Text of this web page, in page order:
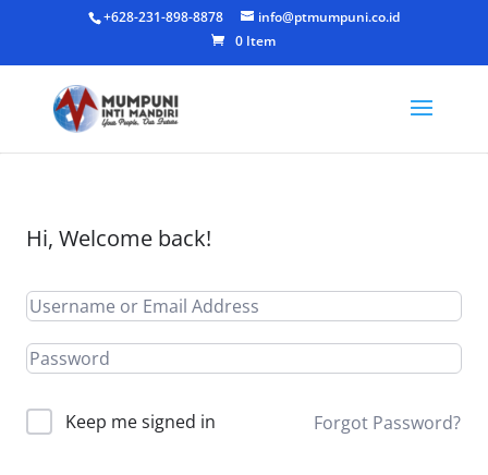
+628-231-898-8878
info@ptmumpuni.co.id
0 Item
Hi, Welcome back!
Keep me signed in Forgot Password?